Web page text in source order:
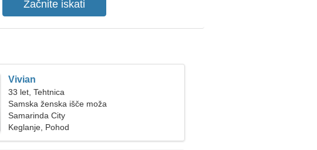
Vivian
33 let, Tehtnica
Samska ženska išče moža
Samarinda City
Keglanje, Pohod